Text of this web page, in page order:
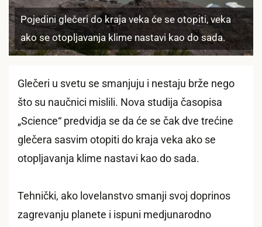
Pojedini glečeri do kraja veka će se otopiti, veka
ako se otopljavanja klime nastavi kao do sada.
Glečeri u svetu se smanjuju i nestaju brže nego
što su naučnici mislili. Nova studija časopisa
„Science“ predvidja se da će se čak dve trećine
glečera sasvim otopiti do kraja veka ako se
otopljavanja klime nastavi kao do sada.
Tehnički, ako lovelanstvo smanji svoj doprinos
zagrevanju planete i ispuni medjunarodno